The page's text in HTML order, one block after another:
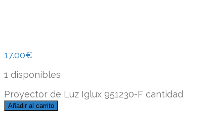
17.00€
1 disponibles
Proyector de Luz Iglux 951230-F cantidad
Añadir al carrito